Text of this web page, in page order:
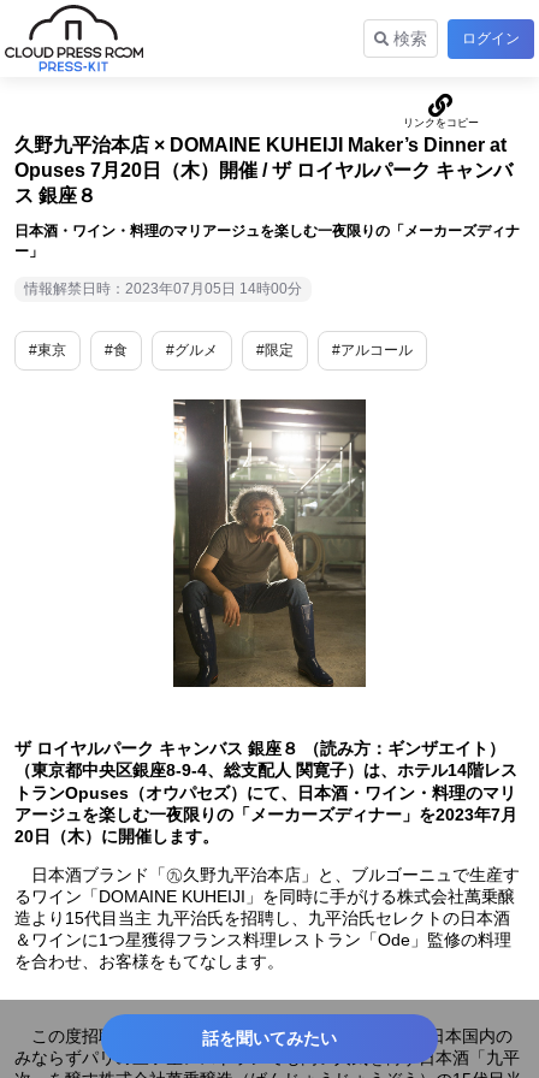
検索 ログイン
久野九平治本店 × DOMAINE KUHEIJI Maker’s Dinner at
Opuses 7月20日（木）開催 / ザ ロイヤルパーク キャンバ
ス 銀座８
日本酒・ワイン・料理のマリアージュを楽しむ一夜限りの「メーカーズディナ
ー」
情報解禁日時：2023年07月05日 14時00分
#東京 #食 #グルメ #限定 #アルコール
ザ ロイヤルパーク キャンバス 銀座８ （読み方：ギンザエイト）
（東京都中央区銀座8-9-4、総支配人 関寛子）は、ホテル14階レス
トランOpuses（オウパセズ）にて、日本酒・ワイン・料理のマリ
アージュを楽しむ一夜限りの「メーカーズディナー」を2023年7月
20日（木）に開催します。
日本酒ブランド「㊈久野九平治本店」と、ブルゴーニュで生産す
るワイン「DOMAINE KUHEIJI」を同時に手がける株式会社萬乗醸
造より15代目当主 九平治氏を招聘し、九平治氏セレクトの日本酒
＆ワインに1つ星獲得フランス料理レストラン「Ode」監修の料理
を合わせ、お客様をもてなします。
この度招聘する久野 九平治（くの くへいじ）氏は、日本国内の
みならずパリの三ツ星レストランでも高い人気を博す日本酒「九平
話を聞いてみたい